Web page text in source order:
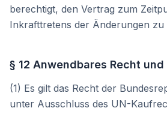
berechtigt, den Vertrag zum
Inkrafttretens der Änderungen zu
§ 12 Anwendbares Recht
(1) Es gilt das Recht der
unter Ausschluss des UN-